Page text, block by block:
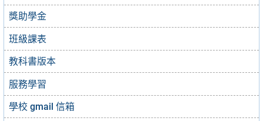
獎助學金
班級課表
教科書版本
服務學習
學校 gmail 信箱